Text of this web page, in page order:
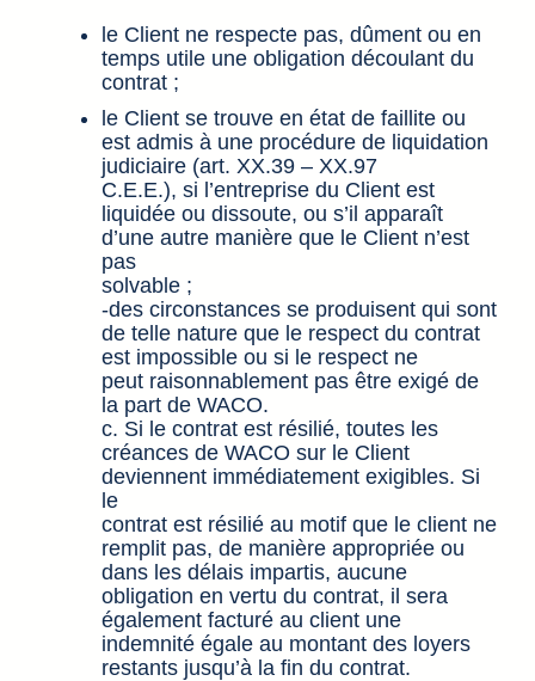
le Client ne respecte pas, dûment ou en
temps utile une obligation découlant du
contrat ;
le Client se trouve en état de faillite ou
est admis à une procédure de liquidation
judiciaire (art. XX.39 – XX.97
C.E.E.), si l’entreprise du Client est
liquidée ou dissoute, ou s’il apparaît
d’une autre manière que le Client n’est
pas
solvable ;
-des circonstances se produisent qui sont
de telle nature que le respect du contrat
est impossible ou si le respect ne
peut raisonnablement pas être exigé de
la part de WACO.
c. Si le contrat est résilié, toutes les
créances de WACO sur le Client
deviennent immédiatement exigibles. Si
le
contrat est résilié au motif que le client ne
remplit pas, de manière appropriée ou
dans les délais impartis, aucune
obligation en vertu du contrat, il sera
également facturé au client une
indemnité égale au montant des loyers
restants jusqu’à la fin du contrat.